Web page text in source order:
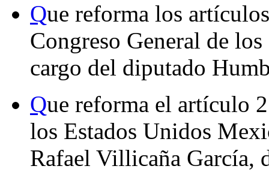
Que reforma los
Congreso General de
cargo del diputado
Que reforma el artículo
los Estados Unidos
Rafael Villicaña García,